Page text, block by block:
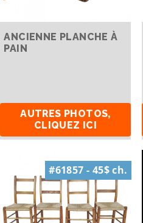
ANCIENNE PLANCHE À
PAIN
AUTRES PHOTOS,
CLIQUEZ ICI
#61857 - 45$ ch.